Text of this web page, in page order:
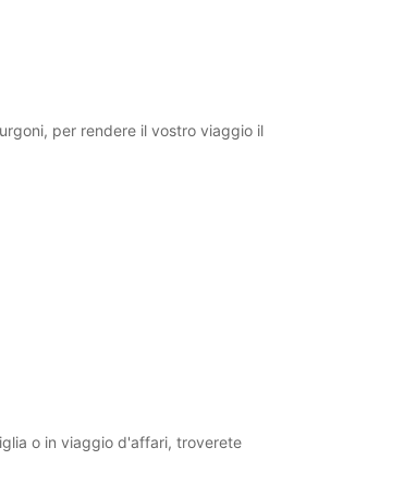
per rendere il vostro viaggio il
o in viaggio d'affari, troverete